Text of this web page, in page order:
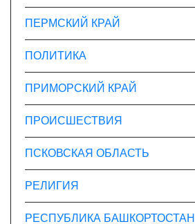
ПЕРМСКИЙ КРАЙ
ПОЛИТИКА
ПРИМОРСКИЙ КРАЙ
ПРОИСШЕСТВИЯ
ПСКОВСКАЯ ОБЛАСТЬ
РЕЛИГИЯ
РЕСПУБЛИКА БАШКОРТОСТАН